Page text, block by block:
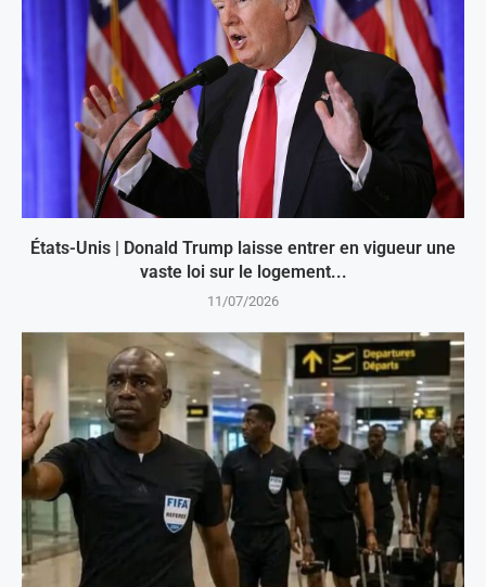
États-Unis | Donald Trump laisse entrer en vigueur une
vaste loi sur le logement...
11/07/2026